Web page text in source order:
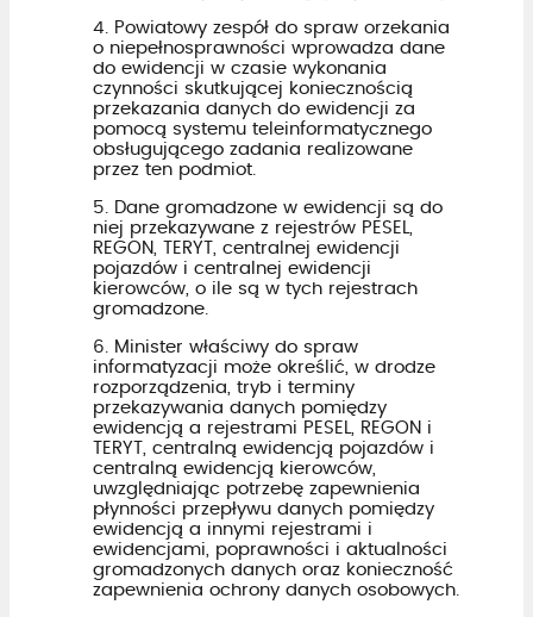
4. Powiatowy zespół do spraw orzekania
o niepełnosprawności wprowadza dane
do ewidencji w czasie wykonania
czynności skutkującej koniecznością
przekazania danych do ewidencji za
pomocą systemu teleinformatycznego
obsługującego zadania realizowane
przez ten podmiot.
5. Dane gromadzone w ewidencji są do
niej przekazywane z rejestrów PESEL,
REGON, TERYT, centralnej ewidencji
pojazdów i centralnej ewidencji
kierowców, o ile są w tych rejestrach
gromadzone.
6. Minister właściwy do spraw
informatyzacji może określić, w drodze
rozporządzenia, tryb i terminy
przekazywania danych pomiędzy
ewidencją a rejestrami PESEL, REGON i
TERYT, centralną ewidencją pojazdów i
centralną ewidencją kierowców,
uwzględniając potrzebę zapewnienia
płynności przepływu danych pomiędzy
ewidencją a innymi rejestrami i
ewidencjami, poprawności i aktualności
gromadzonych danych oraz konieczność
zapewnienia ochrony danych osobowych.